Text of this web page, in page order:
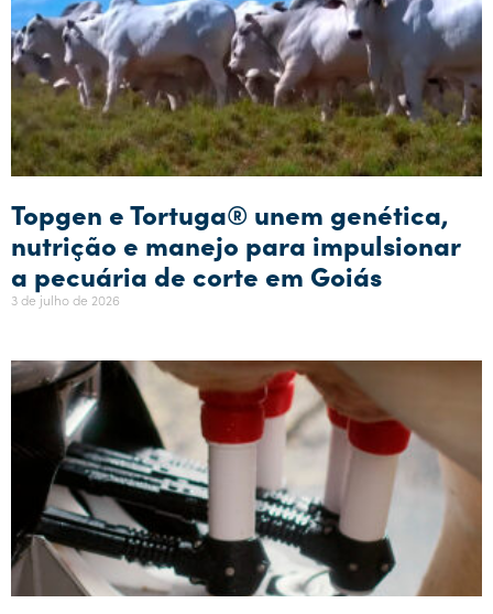
Topgen e Tortuga® unem genética,
nutrição e manejo para impulsionar
a pecuária de corte em Goiás
3 de julho de 2026